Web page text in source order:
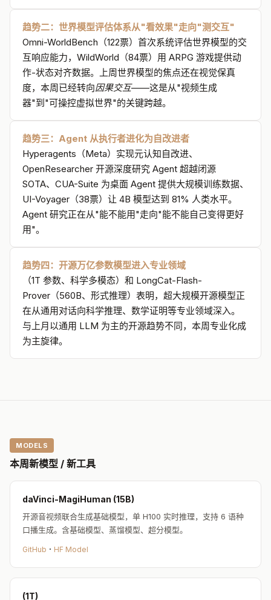
的 MiniF2F 通过率意味着形式证明自动化已接近实用。MoE
架构的选择也值得注意：27B 激活参数使其在消费级硬件上可
arXiv:2603.21065·HF Papers· GitHub·HF Model
09 / 10
Hyperagents：Meta 提出能改进自己改进机制的 AI——
元认知自改进 Agent
· 03-23
大多数自改进 AI 系统遇到同一个瓶颈：
产生改进的机制本身是
固定的，无法被改进。Hyperagents 打破了这个限制：将任务
Agent（解决目标任务）和元 Agent（修改自身和任务 Agent）
整合进同一个可编辑程序，关键是元级别的修改过程本身也是
可编辑的。
DGM-Hyperagents（DGM-H）框架消除了对领域特定先验的
依赖，理论上可以在任何可计算任务上实现自加速进展。实验
结果显示：
编辑解读
这是 AI 领域的"元编程"——当 Agent 不仅优化解
最直接的理论路径之一。来自 Meta FAIR 的这篇论文值得长
期关注。
arXiv:2603.19461·HF Papers
趋势二：世界模型评估体系从"看效果"走向"测交互"
Omni-WorldBench（122票）首次系统评估世界模型的交
互响应能力，WildWorld（84票）用 ARPG 游戏提供动
作-状态对齐数据。上周世界模型的焦点还在视觉保真
度，本周已经转向因果交互——这是从"视频生成
器"到"可操控虚拟世界"的关键跨越。
趋势三：Agent 从执行者进化为自改进者
Hyperagents（Meta）实现元认知自改进、
OpenResearcher 开源深度研究 Agent 超越闭源
SOTA、CUA-Suite 为桌面 Agent 提供大规模训练数据、
UI-Voyager（38票）让 4B 模型达到 81% 人类水平。
Agent 研究正在从"能不能用"走向"能不能自己变得更好
用"。
趋势四：开源万亿参数模型进入专业领域
（1T 参数、科学多模态）和 LongCat-Flash-
Prover（560B、形式推理）表明，超大规模开源模型正
在从通用对话向科学推理、数学证明等专业领域深入。
与上月以通用 LLM 为主的开源趋势不同，本周专业化成
为主旋律。
MODELS
本周新模型 / 新工具
daVinci-MagiHuman (15B)
开源音视频联合生成基础模型，单 H100 实时推理，支持 6 语种
口播生成。含基础模型、蒸馏模型、超分模型。
GitHub · HF Model
(1T)